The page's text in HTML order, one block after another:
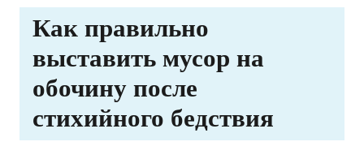
Как правильно
выставить мусор на
обочину после
стихийного бедствия